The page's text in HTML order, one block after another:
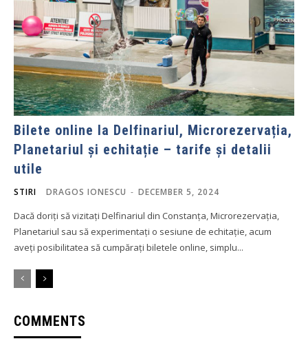
Bilete online la Delfinariul, Microrezervația,
Planetariul și echitație – tarife și detalii
utile
STIRI DRAGOS IONESCU - DECEMBER 5, 2024
Dacă doriți să vizitați Delfinariul din Constanța, Microrezervația,
Planetariul sau să experimentați o sesiune de echitație, acum
aveți posibilitatea să cumpărați biletele online, simplu...
COMMENTS